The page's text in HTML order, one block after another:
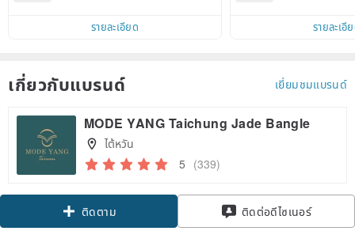
within 7 days!
รายละเอียด
รายละเอี
เกี่ยวกับแบรนด์ เยี่ยมชมแบรนด์
MODE YANG Taichung Jade Bangle
ไต้หวัน
5 (339)
ติดตาม ติดต่อดีไซเนอร์